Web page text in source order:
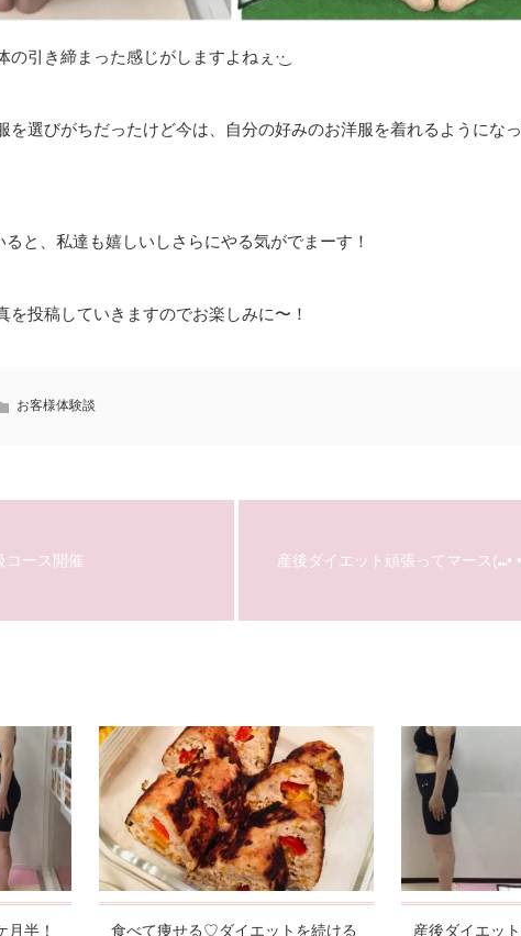
引き締まった感じがしますよねぇ·͜·
を選びがちだったけど今は、自分の好みのお洋服を着れるようにな
と、私達も嬉しいしさらにやる気がでまーす！
を投稿していきますのでお楽しみに〜！
お客様体験談
コース開催 産後ダイエット頑張ってマース(⑉•
月半！ 食べて痩せる♡ダイエットを続ける 産後ダイエッ